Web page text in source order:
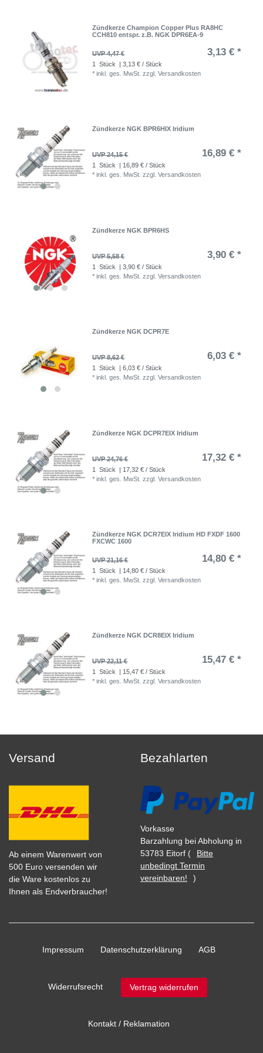
Zündkerze Champion Copper Plus RA8HC
CCH810 entspr. z.B. NGK DPR6EA-9
UVP 4,47 € 3,13 € *
1 Stück
| 3,13 € / Stück
*inkl. ges. MwSt. zzgl.Versandkosten
Zündkerze NGK BPR6HIX Iridium
UVP 24,15 € 16,89 € *
1 Stück
| 16,89 € / Stück
*inkl. ges. MwSt. zzgl.Versandkosten
Zündkerze NGK BPR6HS
UVP 5,58 € 3,90 € *
1 Stück
| 3,90 € / Stück
*inkl. ges. MwSt. zzgl.Versandkosten
Zündkerze NGK DCPR7E
UVP 8,62 € 6,03 € *
1 Stück
| 6,03 € / Stück
*inkl. ges. MwSt. zzgl.Versandkosten
Zündkerze NGK DCPR7EIX Iridium
UVP 24,76 € 17,32 € *
1 Stück
| 17,32 € / Stück
*inkl. ges. MwSt. zzgl.Versandkosten
Zündkerze NGK DCR7EIX Iridium HD FXDF 1600
FXCWC 1600
UVP 21,16 € 14,80 € *
1 Stück
| 14,80 € / Stück
*inkl. ges. MwSt. zzgl.Versandkosten
Zündkerze NGK DCR8EIX Iridium
UVP 22,11 € 15,47 € *
1 Stück
| 15,47 € / Stück
*inkl. ges. MwSt. zzgl.Versandkosten
Versand
Ab einem Warenwert von
500 Euro versenden wir
die Ware kostenlos zu
Ihnen als Endverbraucher!
Bezahlarten
Vorkasse
Barzahlung bei Abholung in
53783 Eitorf (
Bitte
unbedingt Termin
vereinbaren!
)
Impressum Daten­schutz­erklärung AGB
Widerrufs­recht Vertrag widerrufen
Kontakt / Reklamation